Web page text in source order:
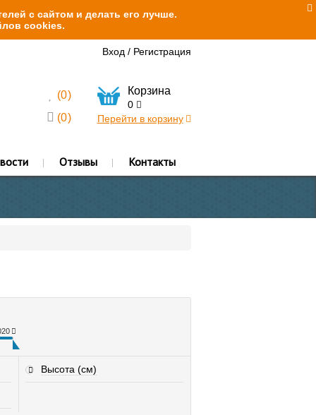
с сайтом и делать его лучше.
cookies.
Вход / Регистрация
(0)
(0)
Корзина
0
Перейти в корзину
Отзывы Контакты
Высота (см)